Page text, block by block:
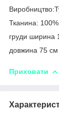
Тканина:
груди ширина
довжина 75 см
Приховати